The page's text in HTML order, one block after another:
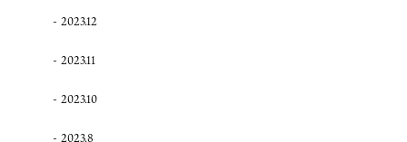
2023.12
2023.11
2023.10
2023.8